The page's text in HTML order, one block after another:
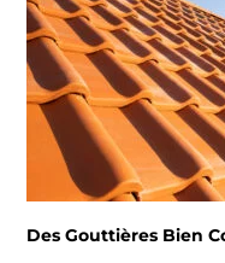
Des Gouttières Bien